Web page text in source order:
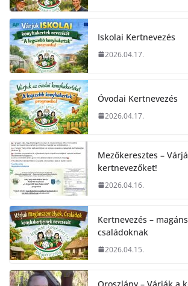
Iskolai Kertnevezés
2026.04.17.
Óvodai Kertnevezés
2026.04.17.
Mezőkeresztes –
kertnevezőket!
2026.04.16.
Kertnevezés –
családoknak
2026.04.15.
Oroszlány – Várják a